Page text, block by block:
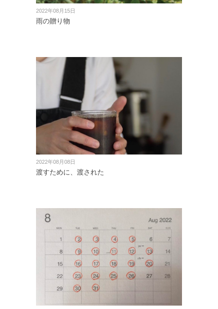
2022年08月15日
雨の贈り物
2022年08月08日
渡すために、渡された